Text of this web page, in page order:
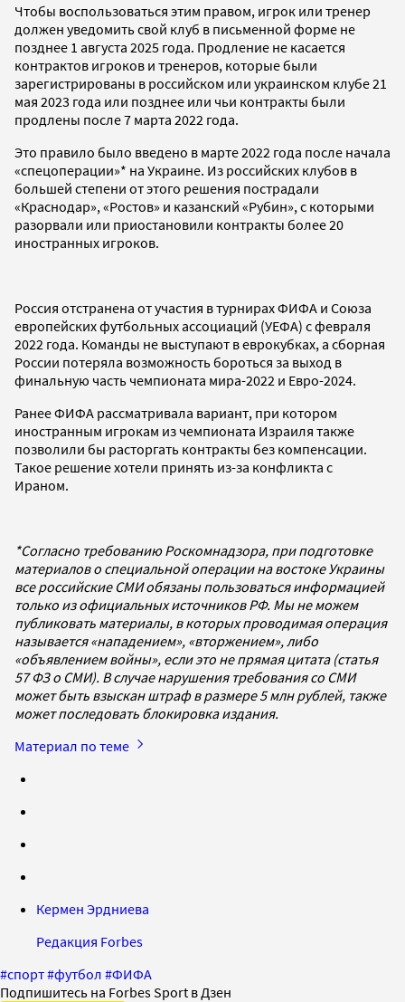
Чтобы воспользоваться этим правом, игрок или тренер
должен уведомить свой клуб в письменной форме не
позднее 1 августа 2025 года. Продление не касается
контрактов игроков и тренеров, которые были
зарегистрированы в российском или украинском клубе 21
мая 2023 года или позднее или чьи контракты были
продлены после 7 марта 2022 года.
Это правило было введено в марте 2022 года после начала
«спецоперации»* на Украине. Из российских клубов в
большей степени от этого решения пострадали
«Краснодар», «Ростов» и казанский «Рубин», с которыми
разорвали или приостановили контракты более 20
иностранных игроков.
Россия отстранена от участия в турнирах ФИФА и Союза
европейских футбольных ассоциаций (УЕФА) с февраля
2022 года. Команды не выступают в еврокубках, а сборная
России потеряла возможность бороться за выход в
финальную часть чемпионата мира-2022 и Евро-2024.
Ранее ФИФА рассматривала вариант, при котором
иностранным игрокам из чемпионата Израиля также
позволили бы расторгать контракты без компенсации.
Такое решение хотели принять из-за конфликта с
Ираном.
*Согласно требованию Роскомнадзора, при подготовке
материалов о специальной операции на востоке Украины
все российские СМИ обязаны пользоваться информацией
только из официальных источников РФ. Мы не можем
публиковать материалы, в которых проводимая операция
называется «нападением», «вторжением», либо
«объявлением войны», если это не прямая цитата (статья
57 ФЗ о СМИ). В случае нарушения требования со СМИ
может быть взыскан штраф в размере 5 млн рублей, также
может последовать блокировка издания.
Материал по теме
Кермен Эрдниева
Редакция Forbes
#спорт#футбол #ФИФА
Подпишитесь на Forbes Sport в Дзен